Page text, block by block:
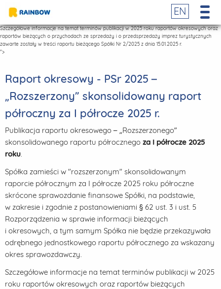
Szczegółowe informacje na temat terminów publikacji w 2025 roku raportów okresowych oraz
raportów bieżących o przychodach ze sprzedaży i o przedsprzedaży imprez turystycznych
zawarte zostały w treści raportu bieżącego Spółki Nr 2/2025 z dnia 15.01.2025 r.
">
EN
Raport okresowy - PSr 2025 –
„Rozszerzony” skonsolidowany raport
półroczny za I półrocze 2025 r.
Publikacja raportu okresowego – „Rozszerzonego”
skonsolidowanego raportu półrocznego za I półrocze 2025
roku.
Spółka zamieści w "rozszerzonym" skonsolidowanym
raporcie półrocznym za I półrocze 2025 roku półroczne
skrócone sprawozdanie finansowe Spółki, na podstawie,
w zakresie i zgodnie z postanowieniami § 62 ust. 3 i ust. 5
Rozporządzenia w sprawie informacji bieżących
i okresowych, a tym samym Spółka nie będzie przekazywała
odrębnego jednostkowego raportu półrocznego za wskazany
okres sprawozdawczy.
Szczegółowe informacje na temat terminów publikacji w 2025
roku raportów okresowych oraz raportów bieżących